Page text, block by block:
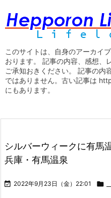
このサイトは、自身のアーカイ
おります。 記事の内容、感想、
ご承知おきください。 記事の内
ではありません。古い記事は
にもあります。
シルバーウィークに有馬
兵庫・有馬温泉
 2022年9月23日（金）22:01 